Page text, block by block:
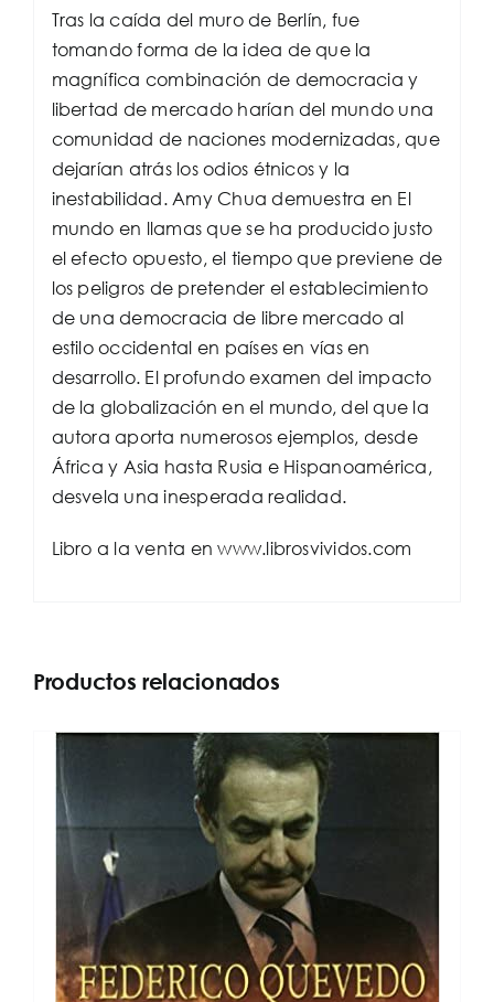
Tras la caída del muro de Berlín, fue
tomando forma de la idea de que la
magnífica combinación de democracia y
libertad de mercado harían del mundo una
comunidad de naciones modernizadas, que
dejarían atrás los odios étnicos y la
inestabilidad. Amy Chua demuestra en El
mundo en llamas que se ha producido justo
el efecto opuesto, el tiempo que previene de
los peligros de pretender el establecimiento
de una democracia de libre mercado al
estilo occidental en países en vías en
desarrollo. El profundo examen del impacto
de la globalización en el mundo, del que la
autora aporta numerosos ejemplos, desde
África y Asia hasta Rusia e Hispanoamérica,
desvela una inesperada realidad.
Libro a la venta en www.librosvividos.com
Productos relacionados